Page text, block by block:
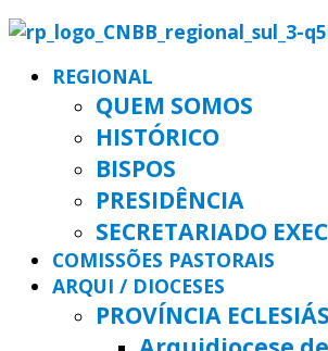
REGIONAL
QUEM SOMOS
HISTÓRICO
BISPOS
PRESIDÊNCIA
SECRETARIADO
COMISSÕES PASTORAIS
ARQUI / DIOCESES
PROVÍNCIA